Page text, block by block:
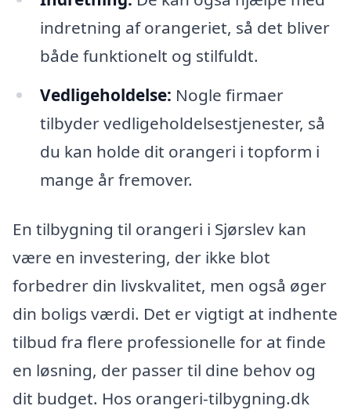
indretning af orangeriet, så det bliver
både funktionelt og stilfuldt.
Vedligeholdelse: Nogle firmaer
tilbyder vedligeholdelsestjenester, så
du kan holde dit orangeri i topform i
mange år fremover.
En tilbygning til orangeri i Sjørslev kan
være en investering, der ikke blot
forbedrer din livskvalitet, men også øger
din boligs værdi. Det er vigtigt at indhente
tilbud fra flere professionelle for at finde
en løsning, der passer til dine behov og
dit budget. Hos orangeri-tilbygning.dk